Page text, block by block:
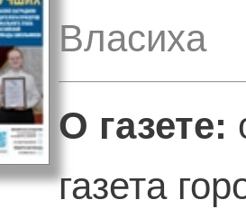
Власиха
О газете:
газета